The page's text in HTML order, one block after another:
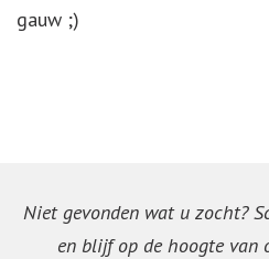
gauw ;)
Niet gevonden wat u zocht?
en blijf op de hoogte van